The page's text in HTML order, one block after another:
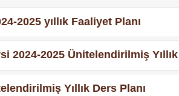
2025 yıllık Faaliyet Planı
2024-2025 Ünitelendirilmiş Yıllık
Yıllık Ders Planı